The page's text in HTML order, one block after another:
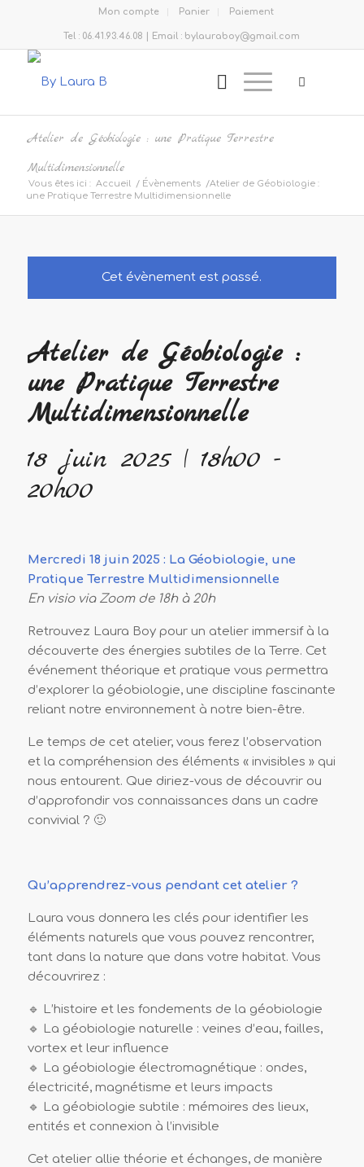
Mon compte Panier Paiement
Tel : 06.41.93.46.08 | Email : bylauraboy@gmail.com
Atelier de Géobiologie : une Pratique Terrestre
Multidimensionnelle
Vous êtes ici : Accueil / Évènements /Atelier de Géobiologie :
une Pratique Terrestre Multidimensionnelle
Cet évènement est passé.
Atelier de Géobiologie :
une Pratique Terrestre
Multidimensionnelle
18 juin 2025 | 18h00 -
20h00
Mercredi 18 juin 2025 : La Géobiologie, une
Pratique Terrestre Multidimensionnelle
En visio via Zoom de 18h à 20h
Retrouvez Laura Boy pour un atelier immersif à la
découverte des énergies subtiles de la Terre. Cet
événement théorique et pratique vous permettra
d’explorer la géobiologie, une discipline fascinante
reliant notre environnement à notre bien-être.
Le temps de cet atelier, vous ferez l’observation
et la compréhension des éléments « invisibles » qui
nous entourent. Que diriez-vous de découvrir ou
d’approfondir vos connaissances dans un cadre
convivial ? 🙂
Qu’apprendrez-vous pendant cet atelier ?
Laura vous donnera les clés pour identifier les
éléments naturels que vous pouvez rencontrer,
tant dans la nature que dans votre habitat. Vous
découvrirez :
🔹 L’histoire et les fondements de la géobiologie
🔹 La géobiologie naturelle : veines d’eau, failles,
vortex et leur influence
🔹 La géobiologie électromagnétique : ondes,
électricité, magnétisme et leurs impacts
🔹 La géobiologie subtile : mémoires des lieux,
entités et connexion à l’invisible
Cet atelier allie théorie et échanges, de manière